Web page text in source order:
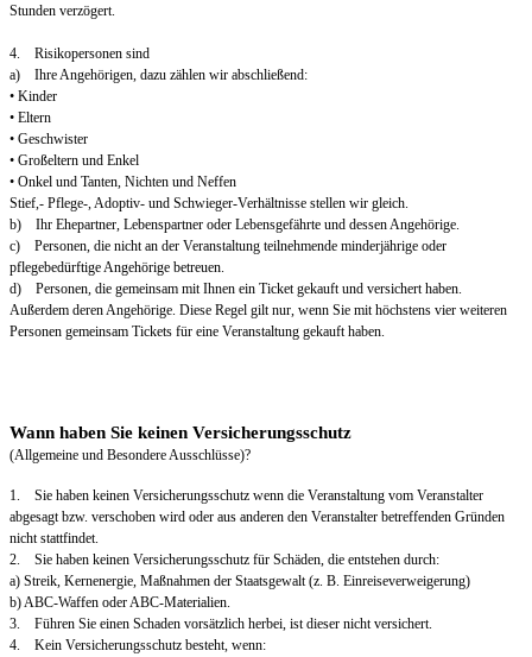
Stunden verzögert.
4. Risikopersonen sind
a) Ihre Angehörigen, dazu zählen wir abschließend:
• Kinder
• Eltern
• Geschwister
• Großeltern und Enkel
• Onkel und Tanten, Nichten und Neffen
Stief,- Pflege-, Adoptiv- und Schwieger-Verhältnisse stellen wir gleich.
b) Ihr Ehepartner, Lebenspartner oder Lebensgefährte und dessen Angehörige.
c) Personen, die nicht an der Veranstaltung teilnehmende minderjährige oder
pflegebedürftige Angehörige betreuen.
d) Personen, die gemeinsam mit Ihnen ein Ticket gekauft und versichert haben.
Außerdem deren Angehörige. Diese Regel gilt nur, wenn Sie mit höchstens vier weiteren
Personen gemeinsam Tickets für eine Veranstaltung gekauft haben.
Wann haben Sie keinen Versicherungsschutz
(Allgemeine und Besondere Ausschlüsse)?
1. Sie haben keinen Versicherungsschutz wenn die Veranstaltung vom Veranstalter
abgesagt bzw. verschoben wird oder aus anderen den Veranstalter betreffenden Gründen
nicht stattfindet.
2. Sie haben keinen Versicherungsschutz für Schäden, die entstehen durch:
a) Streik, Kernenergie, Maßnahmen der Staatsgewalt (z. B. Einreiseverweigerung)
b) ABC-Waffen oder ABC-Materialien.
3. Führen Sie einen Schaden vorsätzlich herbei, ist dieser nicht versichert.
4. Kein Versicherungsschutz besteht, wenn: